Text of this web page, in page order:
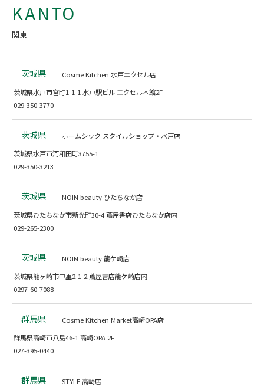
KANTO
関東
茨城県
Cosme Kitchen 水戸エクセル店
茨城県水戸市宮町1-1-1 水戸駅ビル エクセル本館2F
029-350-3770
茨城県
ホームシック スタイルショップ・水戸店
茨城県水戸市河和田町3755-1
029-350-3213
茨城県
NOIN beauty ひたちなか店
茨城県ひたちなか市新光町30-4 蔦屋書店ひたちなか店内
029-265-2300
茨城県
NOIN beauty 龍ケ崎店
茨城県龍ヶ崎市中里2-1-2 蔦屋書店龍ケ崎店内
0297-60-7088
群馬県
Cosme Kitchen Market高崎OPA店
群馬県高崎市八島46-1 高崎OPA 2F
027-395-0440
群馬県 STYLE 高崎店